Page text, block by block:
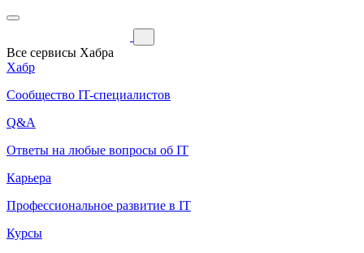
Все сервисы Хабра
Хабр
Сообщество IT-специалистов
Q&A
Ответы на любые вопросы об IT
Карьера
Профессиональное развитие в IT
Курсы